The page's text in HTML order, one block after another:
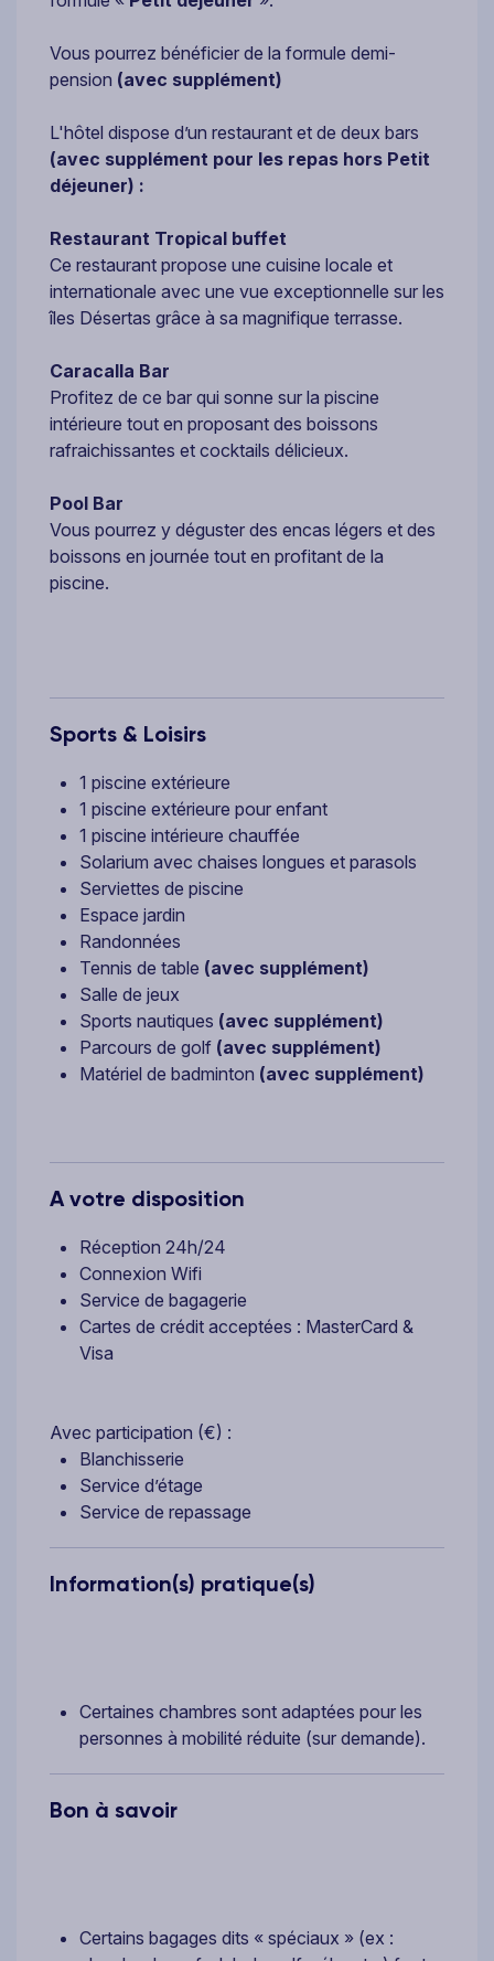
Vous pourrez bénéficier de la formule demi-
pension (avec supplément)
L'hôtel dispose d’un restaurant et de deux bars
(avec supplément pour les repas hors Petit
déjeuner) :
Restaurant Tropical buffet
Ce restaurant propose une cuisine locale et
internationale avec une vue exceptionnelle sur les
îles Désertas grâce à sa magnifique terrasse.
Caracalla Bar
Profitez de ce bar qui sonne sur la piscine
intérieure tout en proposant des boissons
rafraichissantes et cocktails délicieux.
Pool Bar
Vous pourrez y déguster des encas légers et des
boissons en journée tout en profitant de la
piscine.
Sports & Loisirs
1 piscine extérieure
1 piscine extérieure pour enfant
1 piscine intérieure chauffée
Solarium avec chaises longues et parasols
Serviettes de piscine
Espace jardin
Randonnées
Tennis de table (avec supplément)
Salle de jeux
Sports nautiques (avec supplément)
Parcours de golf (avec supplément)
Matériel de badminton (avec supplément)
A votre disposition
Réception 24h/24
Connexion Wifi
Service de bagagerie
Cartes de crédit acceptées : MasterCard &
Visa
Avec participation (€) :
Blanchisserie
Service d’étage
Service de repassage
Information(s) pratique(s)
Certaines chambres sont adaptées pour les
personnes à mobilité réduite (sur demande).
Bon à savoir
Certains bagages dits « spéciaux » (ex :